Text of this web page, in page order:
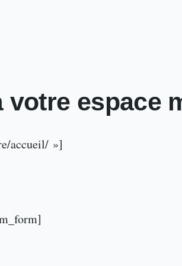
votre espace
accueil/ »]